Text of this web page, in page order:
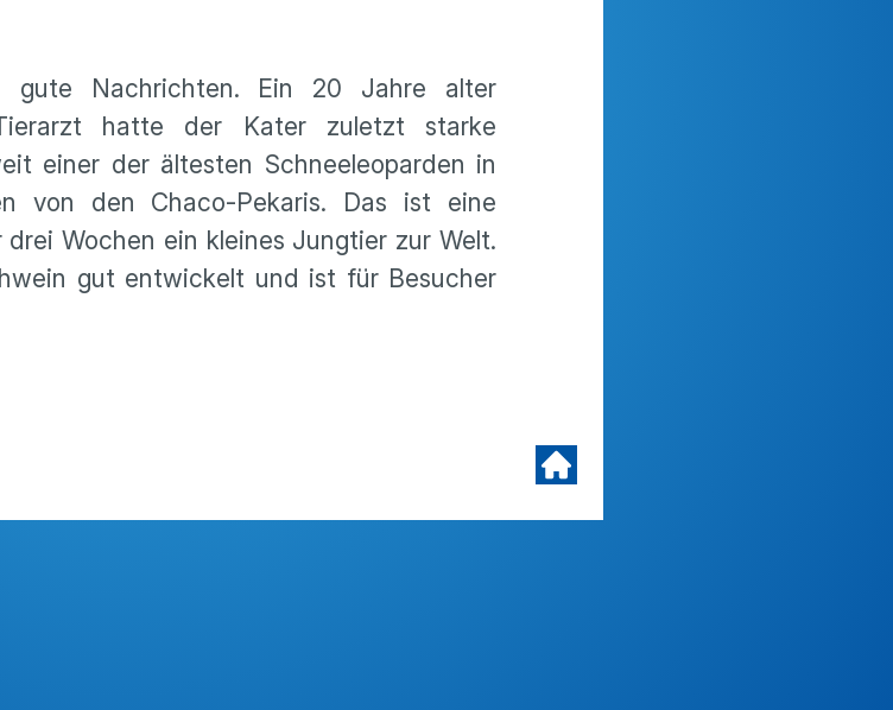
Nachrichten. Ein 20 Jahre alter
hatte der Kater zuletzt starke
einer der ältesten Schneeleoparden in
von den Chaco-Pekaris. Das ist eine
Wochen ein kleines Jungtier zur Welt.
gut entwickelt und ist für Besucher